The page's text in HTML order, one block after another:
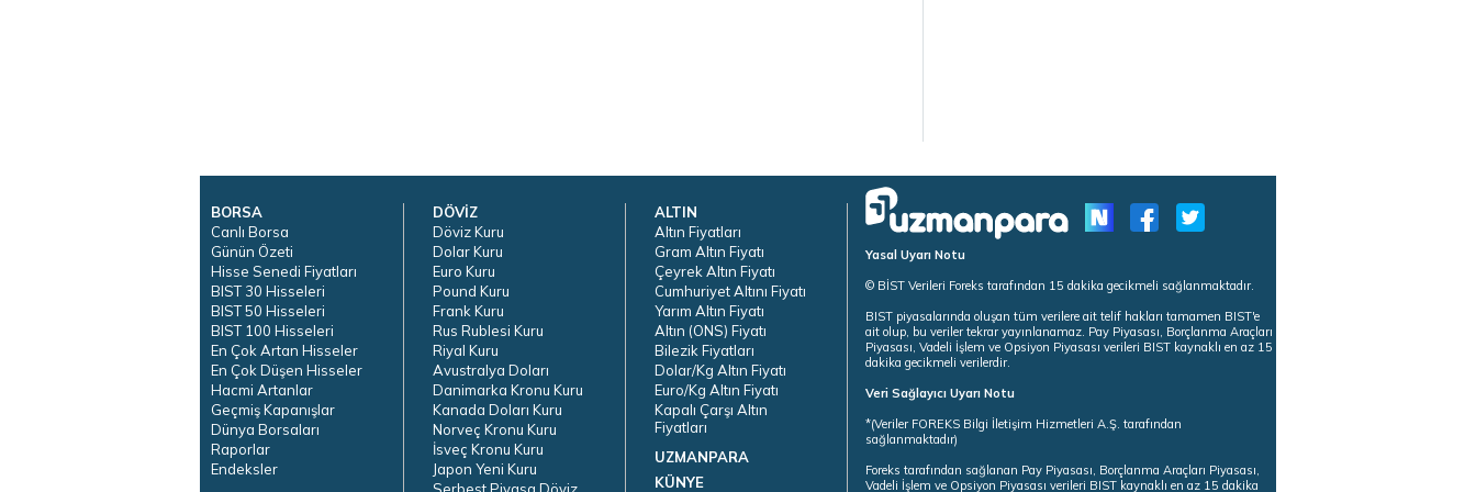
BORSA
Canlı Borsa
Günün Özeti
Hisse Senedi Fiyatları
BIST 30 Hisseleri
BIST 50 Hisseleri
BIST 100 Hisseleri
En Çok Artan Hisseler
En Çok Düşen Hisseler
Hacmi Artanlar
Geçmiş Kapanışlar
Dünya Borsaları
Raporlar
Endeksler
DÖVİZ
Döviz Kuru
Dolar Kuru
Euro Kuru
Pound Kuru
Frank Kuru
Rus Rublesi Kuru
Riyal Kuru
Avustralya Doları
Danimarka Kronu Kuru
Kanada Doları Kuru
Norveç Kronu Kuru
İsveç Kronu Kuru
Japon Yeni Kuru
Serbest Piyasa Döviz
ALTIN
Altın Fiyatları
Gram Altın Fiyatı
Çeyrek Altın Fiyatı
Cumhuriyet Altını Fiyatı
Yarım Altın Fiyatı
Altın (ONS) Fiyatı
Bilezik Fiyatları
Dolar/Kg Altın Fiyatı
Euro/Kg Altın Fiyatı
Kapalı Çarşı Altın
Fiyatları
UZMANPARA
KÜNYE
Yasal Uyarı Notu
© BİST Verileri Foreks tarafından 15 dakika gecikmeli sağlanmaktadır.
BIST piyasalarında oluşan tüm verilere ait telif hakları tamamen BIST'e
ait olup, bu veriler tekrar yayınlanamaz. Pay Piyasası, Borçlanma Araçları
Piyasası, Vadeli İşlem ve Opsiyon Piyasası verileri BIST kaynaklı en az 15
dakika gecikmeli verilerdir.
Veri Sağlayıcı Uyarı Notu
*(Veriler FOREKS Bilgi İletişim Hizmetleri A.Ş. tarafından
sağlanmaktadır)
Foreks tarafından sağlanan Pay Piyasası, Borçlanma Araçları Piyasası,
Vadeli İşlem ve Opsiyon Piyasası verileri BIST kaynaklı en az 15 dakika